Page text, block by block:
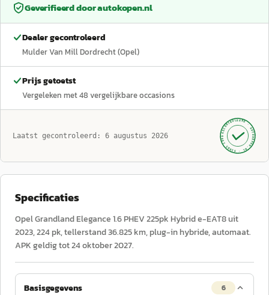
Geverifieerd doorautokopen.nl
Dealer gecontroleerd
Mulder Van Mill Dordrecht (Opel)
Prijs getoetst
Vergeleken met48 vergelijkbare occasions
Laatst gecontroleerd: 6 augustus 2026 GECONTROLEERD ·
AUTOKOPEN.NL
· SINDS 1999 ·
Specificaties
Opel Grandland Elegance 1.6 PHEV 225pk Hybrid e-EAT8 uit
2023, 224 pk, tellerstand 36.825 km, plug-in hybride, automaat.
APK geldig tot 24 oktober 2027.
Basisgegevens 6